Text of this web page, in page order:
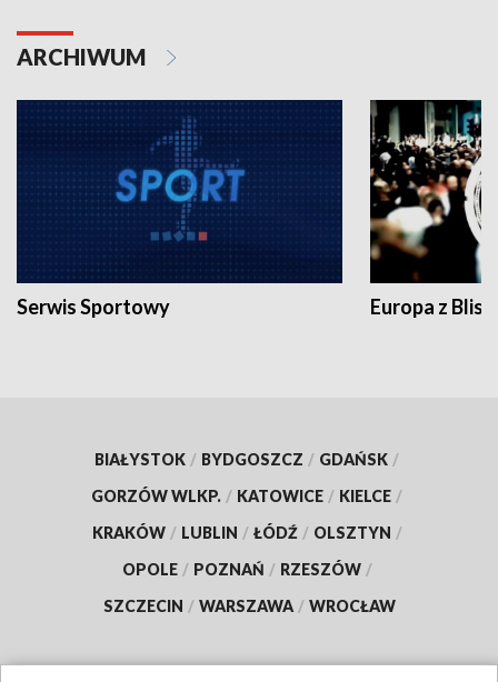
ARCHIWUM
Serwis Sportowy Europa z
BIAŁYSTOK / BYDGOSZCZ / GDAŃSK /
GORZÓW WLKP. / KATOWICE / KIELCE /
KRAKÓW / LUBLIN / ŁÓDŹ / OLSZTYN /
OPOLE / POZNAŃ / RZESZÓW /
SZCZECIN / WARSZAWA / WROCŁAW